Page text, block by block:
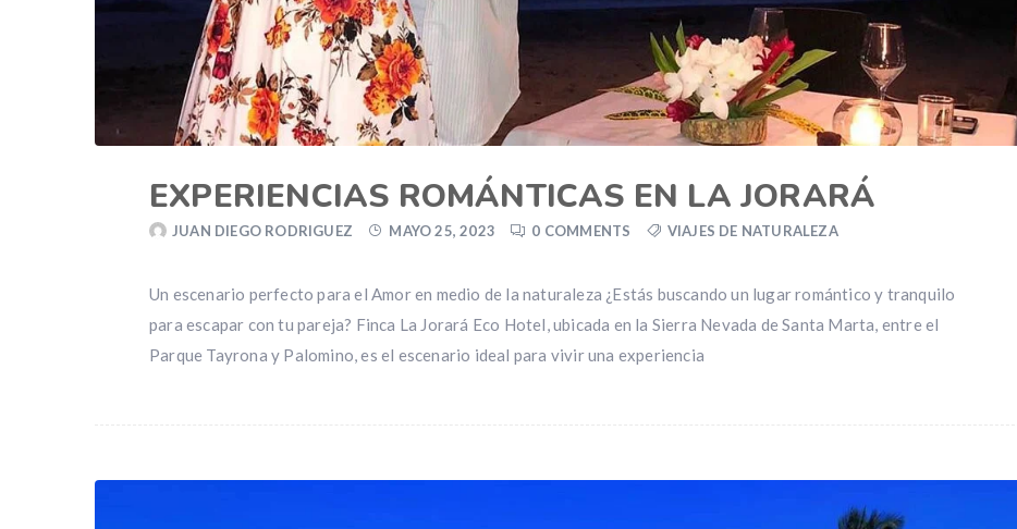
EXPERIENCIAS ROMÁNTICAS EN LA JORARÁ
JUAN DIEGO RODRIGUEZ MAYO 25, 2023 0 COMMENTS VIAJES DE NATURALEZA
Un escenario perfecto para el Amor en medio de la naturaleza ¿Estás buscando un lugar romántico y tranquilo
para escapar con tu pareja? Finca La Jorará Eco Hotel, ubicada en la Sierra Nevada de Santa Marta, entre el
Parque Tayrona y Palomino, es el escenario ideal para vivir una experiencia